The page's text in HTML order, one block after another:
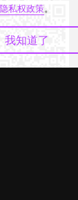
隐私权政策。
我知道了